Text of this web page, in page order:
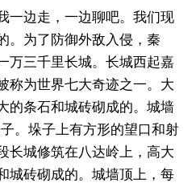
边走，一边聊吧。我们现
。为了防御外敌入侵，秦
万三千里长城。长城西起嘉
称为世界七大奇迹之一。大
的条石和城砖砌成的。城墙
。垛子上有方形的望口和射
长城修筑在八达岭上，高大
城砖砌成的。城墙顶上，每